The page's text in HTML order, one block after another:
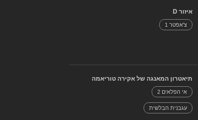
איזור D
צ'אפטר 1
תיאטרון המאנגה של אקירה טוריאמה
אי הפלאים 2
עגבנית הבלשית